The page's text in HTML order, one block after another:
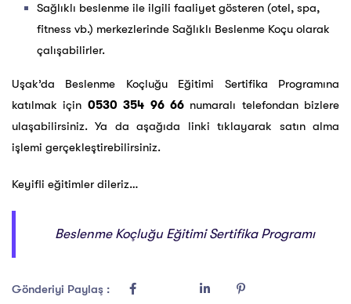
Sağlıklı beslenme ile ilgili faaliyet gösteren (otel, spa,
fitness vb.) merkezlerinde Sağlıklı Beslenme Koçu olarak
çalışabilirler.
Uşak’da Beslenme Koçluğu Eğitimi Sertifika Programına
katılmak için 0530 354 96 66numaralı telefondan bizlere
ulaşabilirsiniz. Ya da aşağıda linki tıklayarak satın alma
işlemi gerçekleştirebilirsiniz.
Keyifli eğitimler dileriz…
Beslenme Koçluğu Eğitimi Sertifika Programı
Gönderiyi Paylaş :